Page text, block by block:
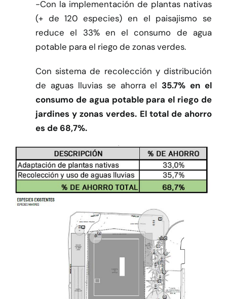
-Con la implementación de plantas nativas
(+ de 120 especies) en el paisajismo se
reduce el 33% en el consumo de agua
potable para el riego de zonas verdes.
Con sistema de recolección y distribución
de aguas lluvias se ahorra el35.7% en el
consumo de agua potable para el riego de
jardines y zonas verdes. El total de ahorro
es de 68,7%.